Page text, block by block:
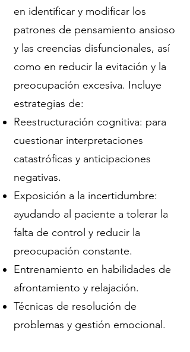
en identificar y modificar los
patrones de pensamiento ansioso
y las creencias disfuncionales, así
como en reducir la evitación y la
preocupación excesiva. Incluye
estrategias de:
Reestructuración cognitiva: para
cuestionar interpretaciones
catastróficas y anticipaciones
negativas.
Exposición a la incertidumbre:
ayudando al paciente a tolerar la
falta de control y reducir la
preocupación constante.
Entrenamiento en habilidades de
afrontamiento y relajación.
Técnicas de resolución de
problemas y gestión emocional.